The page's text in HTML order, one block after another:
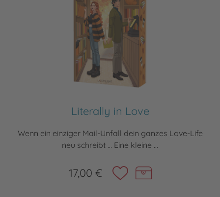
Literally in Love
Wenn ein einziger Mail-Unfall dein ganzes Love-Life
neu schreibt … Eine kleine ...
17,00 €